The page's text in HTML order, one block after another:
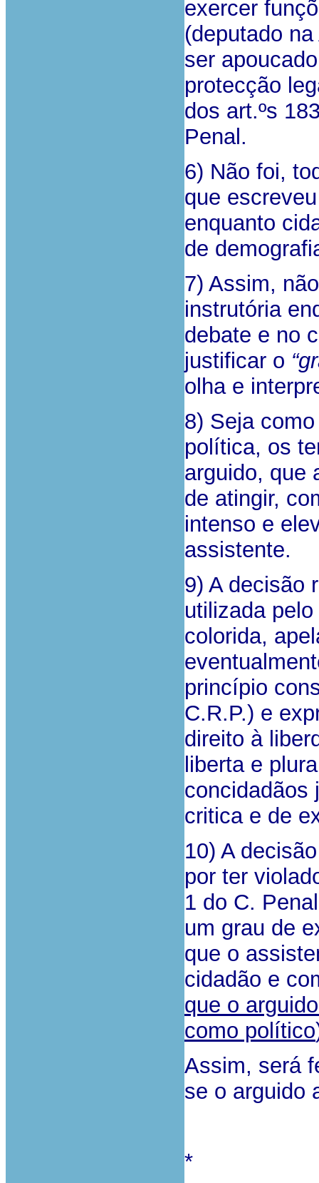
exercer
(deputado
ser
protecção
dos art.ºs
Penal.
6) Não foi,
que
enquanto
de
7) Assim,
instrutória
debate e no
justificar o
olha e
8) Seja
política, os
arguido, que
de atingir,
intenso e
assistente.
9) A decisão
utilizada
colorida,
princípio
C.R.P.) e
direito à
liberta e
concidadãos
critica e de
10) A
por ter
1 do C.
um grau de
que o
cidadão e
que o
como político
Assim, será
se o arguido
*